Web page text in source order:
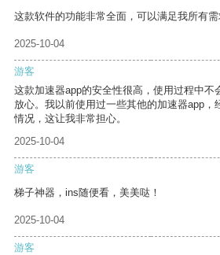
这款软件的功能非常全面，可以满足我所有需
2025-10-04
游客
这款加速器app的安全性很高，使用过程中不
放心。我以前使用过一些其他的加速器app，
情况，这让我非常担心。
2025-10-04
游客
梯子神器，ins随便看，美美哒！
2025-10-04
游客